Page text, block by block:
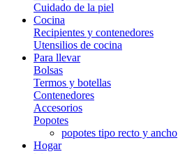
Cuidado de la piel
Cocina
Recipientes y contenedores
Utensilios de cocina
Para llevar
Bolsas
Termos y botellas
Contenedores
Accesorios
Popotes
popotes tipo recto y ancho
Hogar